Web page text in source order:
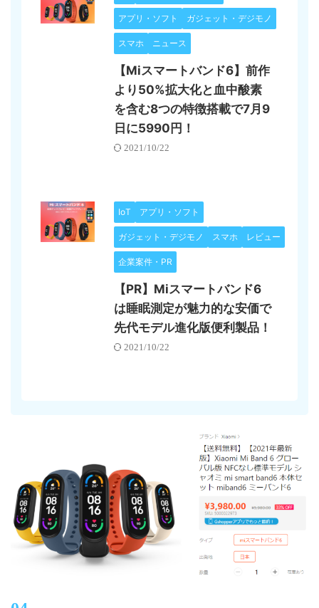
アプリ・ソフト ガジェット・デジモノ
スマホ ニュース
【Miスマートバンド6】前作
より50%拡大化と血中酸素
を含む8つの特徴搭載で7月9
日に5990円！
2021/10/22
IoT アプリ・ソフト
ガジェット・デジモノ スマホ レビュー
企業案件・PR
【PR】Miスマートバンド6
は睡眠測定が魅力的な安価で
先代モデル進化版便利製品！
2021/10/22